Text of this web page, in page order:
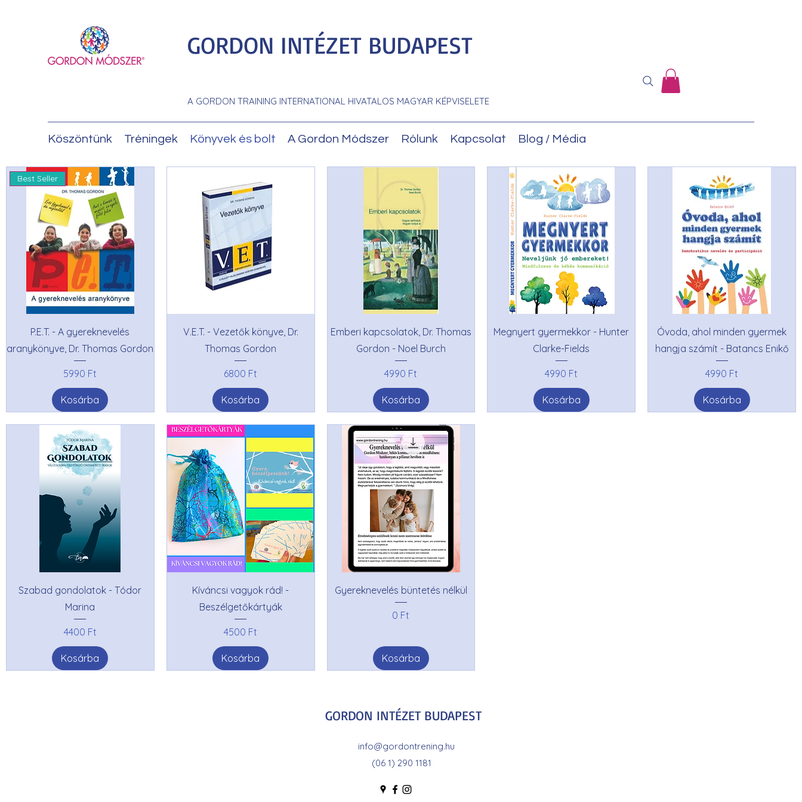
GORDON INTÉZET BUDAPEST
A GORDON TRAINING INTERNATIONAL HIVATALOS MAGYAR KÉPVISELETE
Köszöntünk Tréningek Könyvek és bolt A Gordon Módszer Rólunk Kapcsolat Blog / Média
Best Seller
P.E.T. - A gyereknevelés
aranykönyve, Dr. Thomas Gordon
Ár
5990 Ft
Kosárba
V.E.T. - Vezetők könyve, Dr.
Thomas Gordon
Ár
6800 Ft
Kosárba
Emberi kapcsolatok, Dr. Thomas
Gordon - Noel Burch
Ár
4990 Ft
Kosárba
Megnyert gyermekkor - Hunter
Clarke-Fields
Ár
4990 Ft
Kosárba
Óvoda, ahol minden gyermek
hangja számít - Batancs Enikő
Ár
4990 Ft
Kosárba
Szabad gondolatok - Tódor
Marina
Ár
4400 Ft
Kosárba
Kíváncsi vagyok rád! -
Beszélgetőkártyák
Ár
4500 Ft
Kosárba
Gyereknevelés büntetés nélkül
Ár
0 Ft
Kosárba
GORDON INTÉZET BUDAPEST
info@gordontrening.hu
(06 1) 290 1181